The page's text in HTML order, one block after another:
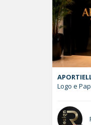
Logo e